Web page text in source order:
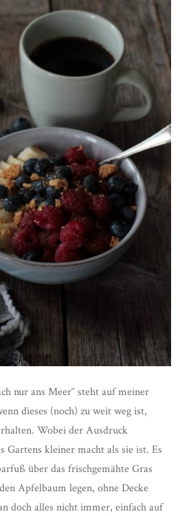
nur ans Meer“ steht auf meiner
dieses (noch) zu weit weg ist,
Wobei der Ausdruck
Gartens kleiner macht als sie ist. Es
über das frischgemähte Gras
Apfelbaum legen, ohne Decke
doch alles nicht immer, einfach auf